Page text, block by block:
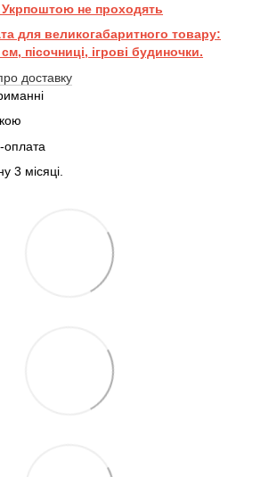
Укрпоштою не проходять
для великогабаритного товару:
пісочниці, ігрові будиночки.
доставку
оплата
3 місяці.